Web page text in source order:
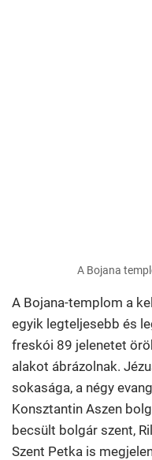
A Bojana
A Bojana-templom a
egyik legteljesebb és
freskói 89 jelenetet
alakot ábrázolnak.
sokasága, a négy
Konsztantin Aszen
becsült bolgár szent,
Szent Petka is